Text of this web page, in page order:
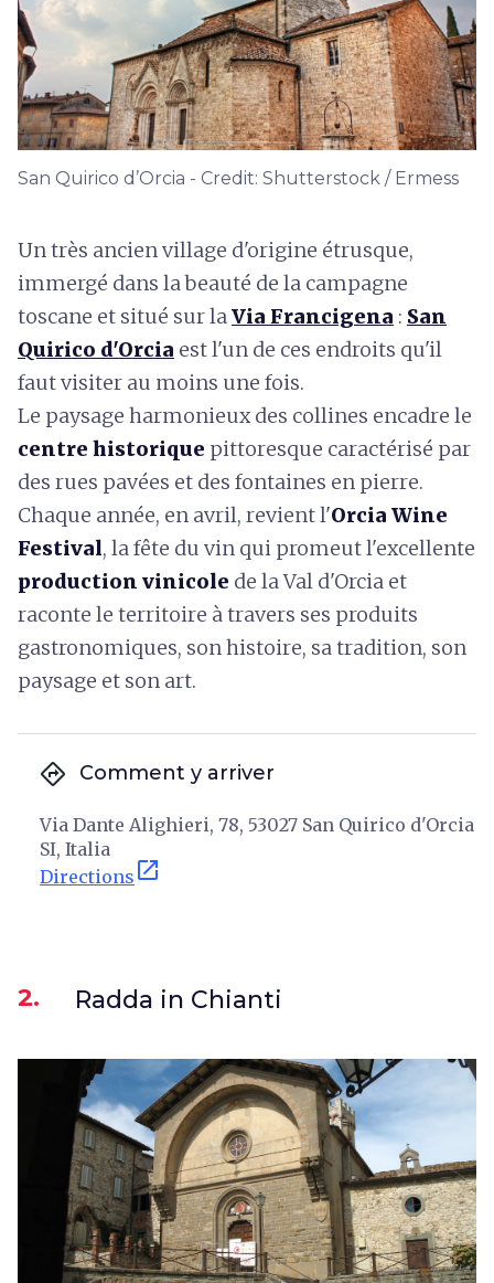
San Quirico d’Orcia - Credit: Shutterstock / Ermess
Un très ancien village d'origine étrusque,
immergé dans la beauté de la campagne
toscane et situé sur laVia Francigena : San
Quirico d'Orcia est l'un de ces endroits qu'il
faut visiter au moins une fois.
Le paysage harmonieux des collines encadre le
centre historique pittoresque caractérisé par
des rues pavées et des fontaines en pierre.
Chaque année, en avril, revient l'Orcia Wine
Festival, la fête du vin qui promeut l'excellente
production vinicole de la Val d'Orcia et
raconte le territoire à travers ses produits
gastronomiques, son histoire, sa tradition, son
paysage et son art.
directions Comment y arriver
Via Dante Alighieri, 78, 53027 San Quirico d'Orcia
SI, Italia
Directions open_in_new
2. Radda in Chianti